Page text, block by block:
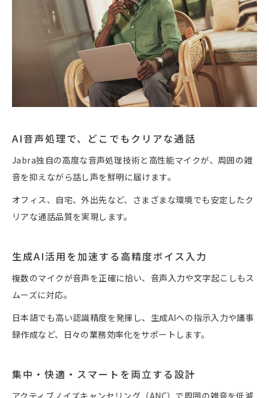
AI音声処理で、どこでもクリアな通話
Jabra独自の高度な音声処理技術と高性能マイクが、周囲の雑
音を抑えながら話し声を鮮明に届けます。
オフィス、自宅、外出先など、さまざまな環境でも安定したク
リアな通話品質を実現します。
生成AI活用を加速する高精度ボイス入力
複数のマイクが音声を正確に拾い、音声入力や文字起こしもス
ムーズに対応。
日本語でも高い認識精度を発揮し、生成AIへの指示入力や議事
録作成など、日々の業務効率化をサポートします。
集中・快適・スマートを両立する設計
アクティブノイズキャンセリング（ANC）で周囲の雑音を低減